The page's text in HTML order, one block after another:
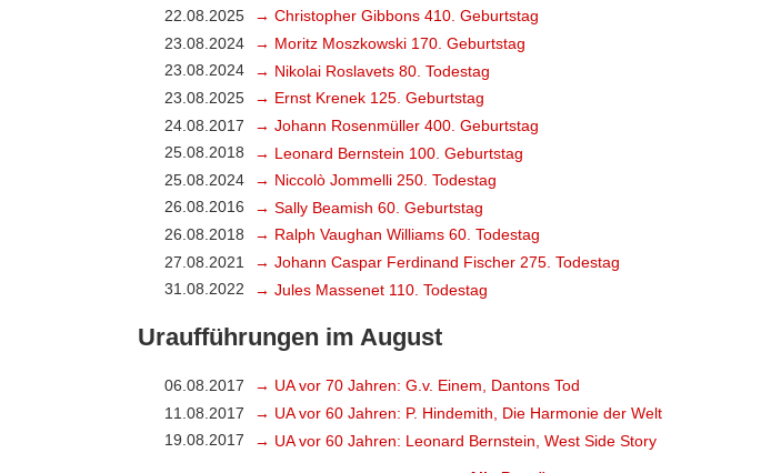
22.08.2025
→ Christopher Gibbons 410. Geburtstag
23.08.2024
→ Moritz Moszkowski 170. Geburtstag
23.08.2024
→ Nikolai Roslavets 80. Todestag
23.08.2025
→ Ernst Krenek 125. Geburtstag
24.08.2017
→ Johann Rosenmüller 400. Geburtstag
25.08.2018
→ Leonard Bernstein 100. Geburtstag
25.08.2024
→ Niccolò Jommelli 250. Todestag
26.08.2016
→ Sally Beamish 60. Geburtstag
26.08.2018
→ Ralph Vaughan Williams 60. Todestag
27.08.2021
→ Johann Caspar Ferdinand Fischer 275. Todestag
31.08.2022
→ Jules Massenet 110. Todestag
Uraufführungen im August
06.08.2017
→ UA vor 70 Jahren: G.v. Einem, Dantons Tod
11.08.2017
→ UA vor 60 Jahren: P. Hindemith, Die Harmonie der Welt
19.08.2017
→ UA vor 60 Jahren: Leonard Bernstein, West Side Story